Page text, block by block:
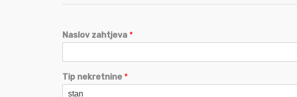
Naslov zahtjeva *
Tip nekretnine *